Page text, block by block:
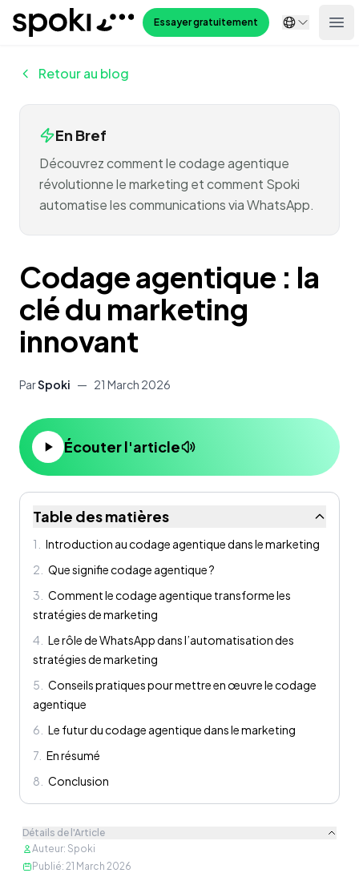
Spoki Essayer gratuitement
Retour au blog
En Bref
Découvrez comment le codage agentique
révolutionne le marketing et comment Spoki
automatise les communications via WhatsApp.
Codage agentique : la
clé du marketing
innovant
ParSpoki — 21 March 2026
Écouter l'article
Table des matières
1
Introduction au codage agentique dans le marketing
2
Que signifie codage agentique ?
3
Comment le codage agentique transforme les
stratégies de marketing
4
Le rôle de WhatsApp dans l’automatisation des
stratégies de marketing
5
Conseils pratiques pour mettre en œuvre le codage
agentique
6
Le futur du codage agentique dans le marketing
7 En résumé
8
Conclusion
Détails de l'Article
Auteur: Spoki
Publié: 21 March 2026